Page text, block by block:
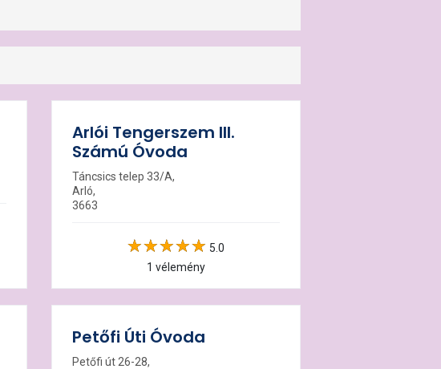
Arlói Tengerszem III.
Számú Óvoda
Táncsics telep 33/A,
Arló,
3663
5.0
1 vélemény
Petőfi Úti Óvoda
Petőfi út 26-28,